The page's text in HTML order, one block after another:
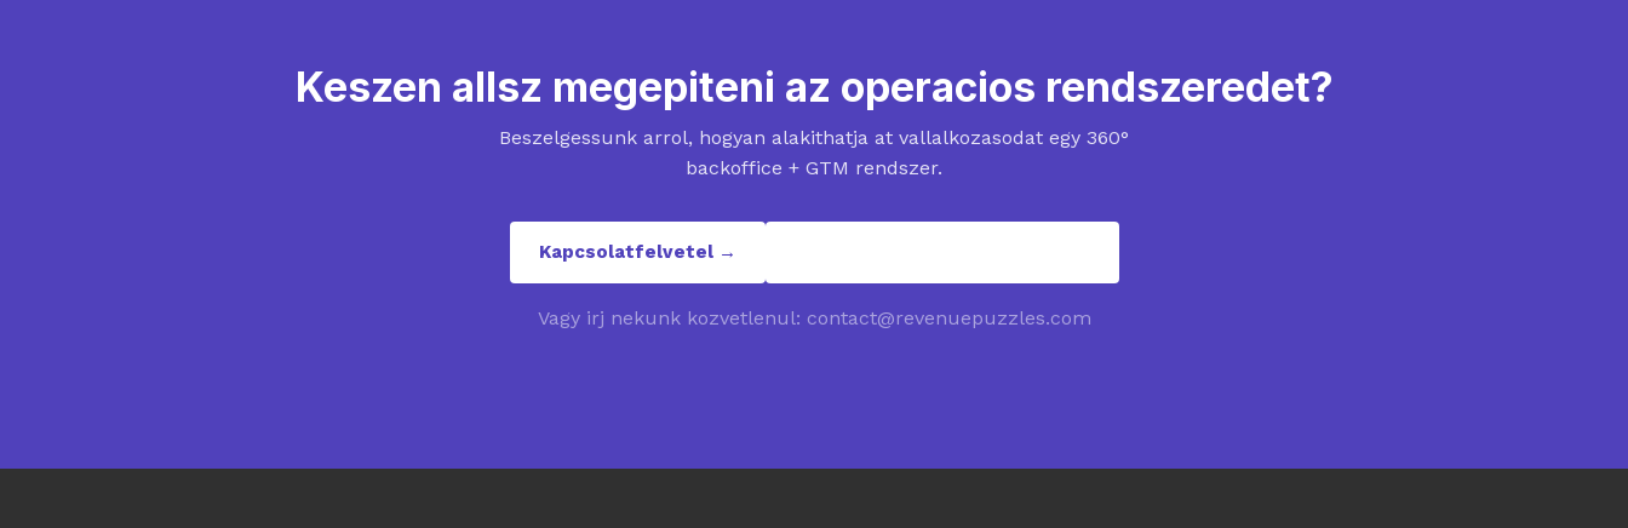
Keszen allsz megepiteni az operacios rendszeredet?
Beszelgessunk arrol, hogyan alakithatja at vallalkozasodat egy 360°
backoffice + GTM rendszer.
Kapcsolatfelvetel →
Vagy irj nekunk kozvetlenul: contact@revenuepuzzles.com